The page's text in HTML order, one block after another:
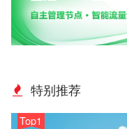
特别推荐
Top1